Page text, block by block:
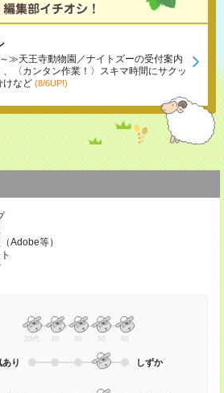
≫天王寺動物園／ナイトズーの受付案内
、〈カンタン作業！〉スキマ時間にサクッ
けなど (8/6UP!)
Adobe等）
20代 30 40 50 60
あり しずか